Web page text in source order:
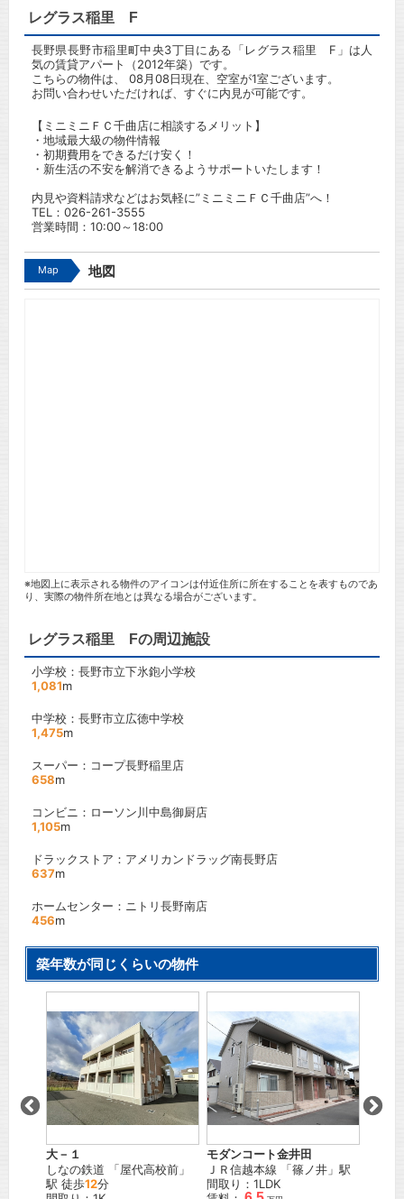
レグラス稲里 F
長野県長野市稲里町中央3丁目にある「レグラス稲里 F」は人
気の賃貸アパート（2012年築）です。
こちらの物件は、 08月08日現在、空室が1室ございます。
お問い合わせいただければ、すぐに内見が可能です。
【ミニミニＦＣ千曲店に相談するメリット】
・地域最大級の物件情報
・初期費用をできるだけ安く！
・新生活の不安を解消できるようサポートいたします！
内見や資料請求などはお気軽に”ミニミニＦＣ千曲店”へ！
TEL： 026-261-3555
営業時間：10:00～18:00
Map 地図
※地図上に表示される物件のアイコンは付近住所に所在することを表すものであ
り、実際の物件所在地とは異なる場合がございます。
レグラス稲里 Fの周辺施設
小学校：長野市立下氷鉋小学校
1,081m
中学校：長野市立広徳中学校
1,475m
スーパー：コープ長野稲里店
658m
コンビニ：ローソン川中島御厨店
1,105m
ドラックストア：アメリカンドラッグ南長野店
637m
ホームセンター：ニトリ長野南店
456m
築年数が同じくらいの物件
大－１
しなの鉄道 「屋代高校前 」
駅 徒歩12分
モダンコート金井田
ＪＲ信越本線 「篠ノ井 」駅
間取り：1LDK